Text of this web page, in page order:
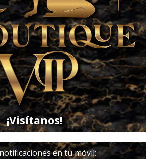
¡Visítanos!
en tu móvil: